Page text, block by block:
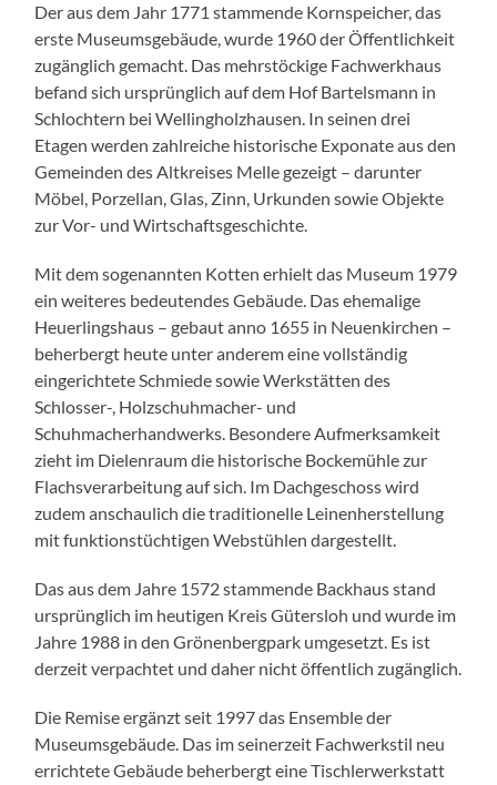
Der aus dem Jahr 1771 stammende Kornspeicher, das
erste Museumsgebäude, wurde 1960 der Öffentlichkeit
zugänglich gemacht. Das mehrstöckige Fachwerkhaus
befand sich ursprünglich auf dem Hof Bartelsmann in
Schlochtern bei Wellingholzhausen. In seinen drei
Etagen werden zahlreiche historische Exponate aus den
Gemeinden des Altkreises Melle gezeigt – darunter
Möbel, Porzellan, Glas, Zinn, Urkunden sowie Objekte
zur Vor- und Wirtschaftsgeschichte.
Mit dem sogenannten Kotten erhielt das Museum 1979
ein weiteres bedeutendes Gebäude. Das ehemalige
Heuerlingshaus – gebaut anno 1655 in Neuenkirchen –
beherbergt heute unter anderem eine vollständig
eingerichtete Schmiede sowie Werkstätten des
Schlosser-, Holzschuhmacher- und
Schuhmacherhandwerks. Besondere Aufmerksamkeit
zieht im Dielenraum die historische Bockemühle zur
Flachsverarbeitung auf sich. Im Dachgeschoss wird
zudem anschaulich die traditionelle Leinenherstellung
mit funktionstüchtigen Webstühlen dargestellt.
Das aus dem Jahre 1572 stammende Backhaus stand
ursprünglich im heutigen Kreis Gütersloh und wurde im
Jahre 1988 in den Grönenbergpark umgesetzt. Es ist
derzeit verpachtet und daher nicht öffentlich zugänglich.
Die Remise ergänzt seit 1997 das Ensemble der
Museumsgebäude. Das im seinerzeit Fachwerkstil neu
errichtete Gebäude beherbergt eine Tischlerwerkstatt